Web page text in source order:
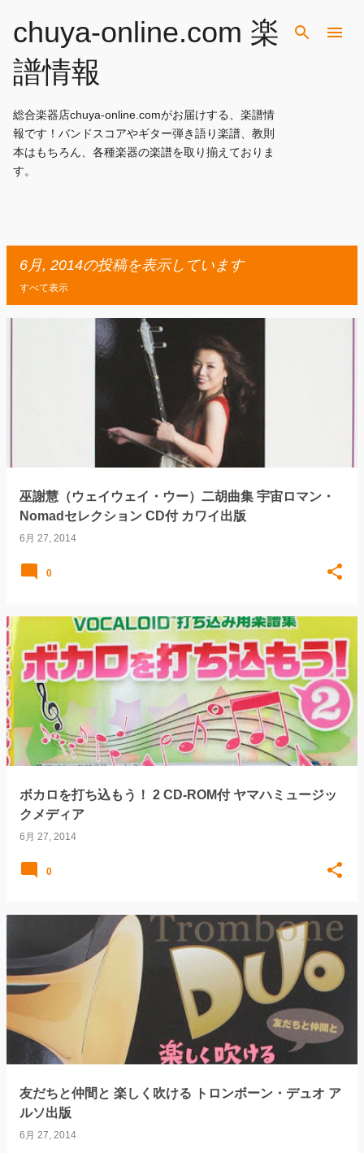
スキップしてメイン コンテンツに移動
chuya-online.com 楽
譜情報
総合楽器店chuya-online.comがお届けする、楽譜情
報です！バンドスコアやギター弾き語り楽譜、教則
本はもちろん、各種楽器の楽譜を取り揃えておりま
す。
6月, 2014の投稿を表示しています
すべて表示
巫謝慧（ウェイウェイ・ウー）二胡曲集 宇宙ロマン・
Nomadセレクション CD付 カワイ出版
6月 27, 2014
0
ボカロを打ち込もう！ 2 CD-ROM付 ヤマハミュージッ
クメディア
6月 27, 2014
0
友だちと仲間と 楽しく吹ける トロンボーン・デュオ ア
ルソ出版
6月 27, 2014